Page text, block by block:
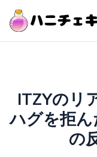
ITZYのリ
ハグを拒
の